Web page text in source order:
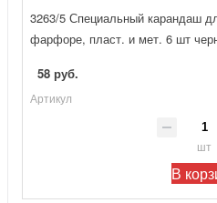
3263/5 Специальный карандаш
фарфоре, пласт. и мет. 6 шт
58 руб.
Артикул
шт
В